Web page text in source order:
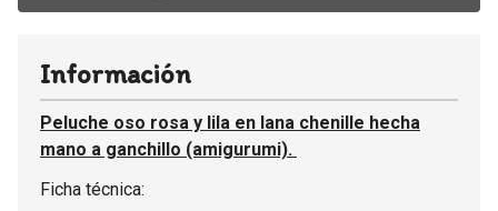
Información
Peluche oso rosa y lila en lana chenille hecha
mano a ganchillo (amigurumi).
Ficha técnica: